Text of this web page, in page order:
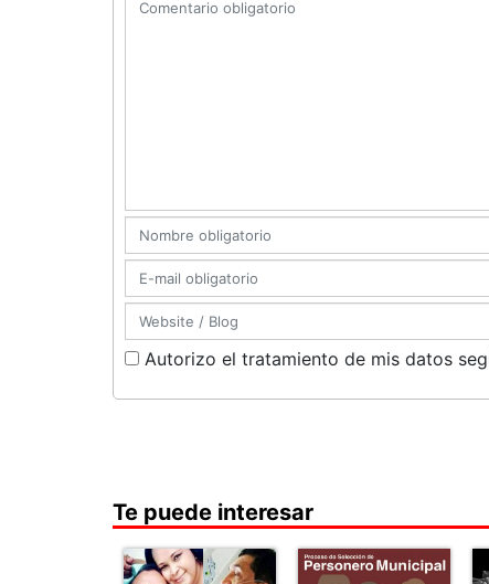
Autorizo el tratamiento de mis datos
Te puede interesar